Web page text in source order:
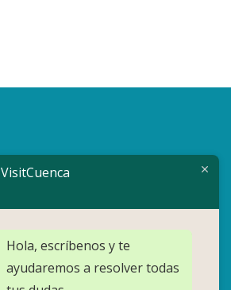
VisitCuenca
Hola, escríbenos y te
ayudaremos a resolver todas